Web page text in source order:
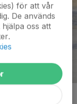
för att vår
De används
oss att